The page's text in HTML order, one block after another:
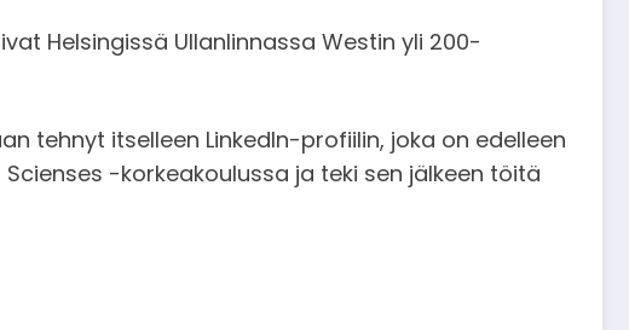
Helsingissä Ullanlinnassa Westin yli 200-
tehnyt itselleen LinkedIn-profiilin, joka on edelleen
-korkeakoulussa ja teki sen jälkeen töitä